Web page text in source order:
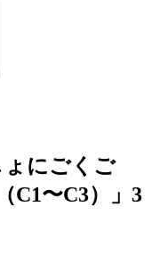
にごくご
C1〜C3）」3